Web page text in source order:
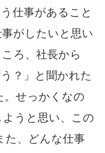
仕事があること
がしたいと思い
ろ、社長から
？」と聞かれた
。せっかくなの
うと思い、この
た、どんな仕事